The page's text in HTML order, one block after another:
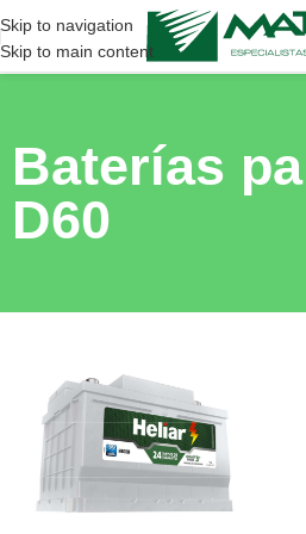
Skip to navigation
Skip to main content
Baterías
D60